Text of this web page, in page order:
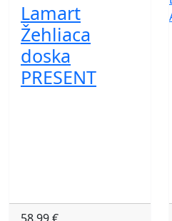
Lamart
Žehliaca
doska
PRESENT